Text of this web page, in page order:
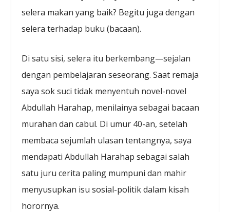
selera makan yang baik? Begitu juga dengan
selera terhadap buku (bacaan).
Di satu sisi, selera itu berkembang—sejalan
dengan pembelajaran seseorang. Saat remaja
saya sok suci tidak menyentuh novel-novel
Abdullah Harahap, menilainya sebagai bacaan
murahan dan cabul. Di umur 40-an, setelah
membaca sejumlah ulasan tentangnya, saya
mendapati Abdullah Harahap sebagai salah
satu juru cerita paling mumpuni dan mahir
menyusupkan isu sosial-politik dalam kisah
horornya.